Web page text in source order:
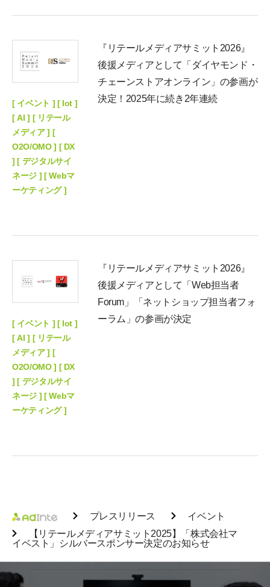
[ イベント ] [ Iot ]
[ AI ] [ リテール
メディア ] [
O2O/OMO ] [ DX
] [ デジタルサイ
ネージ ] [ Webマ
ーケティング ]
『リテールメディアサミット2026』
後援メディアとして「ダイヤモンド・
チェーンストアオンライン」の参画が
決定！2025年に続き2年連続
[ イベント ] [ Iot ]
[ AI ] [ リテール
メディア ] [
O2O/OMO ] [ DX
] [ デジタルサイ
ネージ ] [ Webマ
ーケティング ]
『リテールメディアサミット2026』
後援メディアとして「Web担当者
Forum」「ネットショップ担当者フォ
ーラム」の参画が決定
プレスリリース
イベント
【リテールメディアサミット2025】「株式会社マ
イベスト」シルバースポンサー決定のお知らせ